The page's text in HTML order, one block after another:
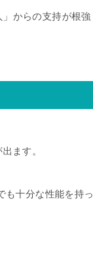
からの支持が根強
ます。
も十分な性能を持